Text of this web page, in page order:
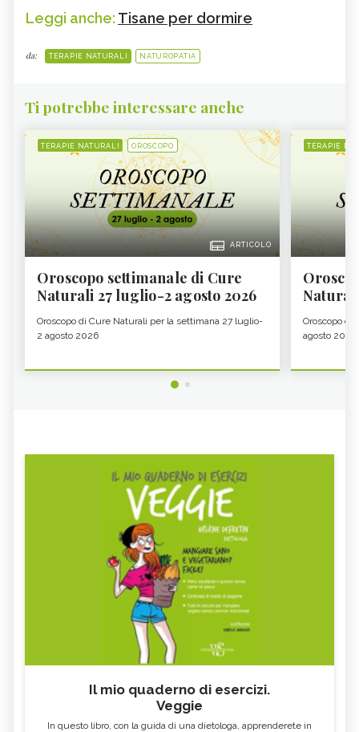
Leggi anche: Tisane per dormire
da: TERAPIE NATURALI NATUROPATIA
Ti potrebbe interessare anche
TERAPIE NATURALI OROSCOPO
ARTICOLO
Oroscopo settimanale di Cure
Naturali 27 luglio-2 agosto 2026
Oroscopo di Cure Naturali per la settimana 27 luglio-
2 agosto 2026
TERAPIE
Oroscopo di
agosto 2026
Il mio quaderno di esercizi.
Veggie
In questo libro, con la guida di una dietologa, apprenderete in